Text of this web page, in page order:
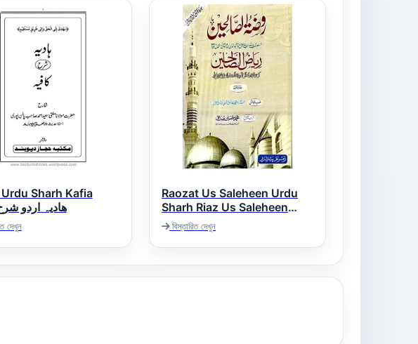
Sharh Kafia
ھادیہ اردو
দেখুন
Raozat Us Saleheen Urdu
Sharh Riaz Us Saleheen
روضۃ الصالحین اردو شرح ریاض
الصالحین
বিস্তারিত দেখুন